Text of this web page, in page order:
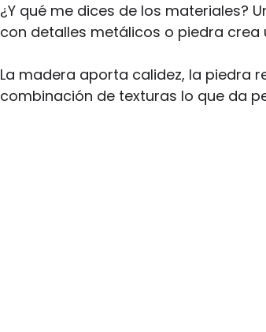
¿Y qué me dices de los materiales?
con detalles metálicos o piedra
La madera aporta calidez, la piedra
combinación de texturas lo que da